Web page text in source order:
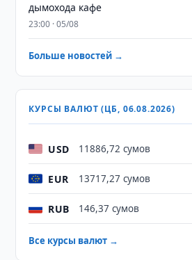
дымохода кафе
23:00 · 05/08
Больше новостей →
КУРСЫ ВАЛЮТ (ЦБ, 06.08.2026)
USD 11886,72 сумов
EUR 13717,27 сумов
RUB 146,37 сумов
Все курсы валют →